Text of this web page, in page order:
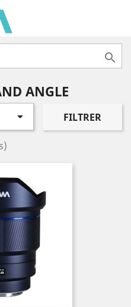

ANGLE
 FILTRER